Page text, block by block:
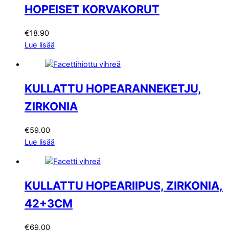
HOPEISET KORVAKORUT
€18.90
Lue lisää
KULLATTU HOPEARANNEKETJU,
ZIRKONIA
€59.00
Lue lisää
KULLATTU HOPEARIIPUS, ZIRKONIA,
42+3CM
€69.00